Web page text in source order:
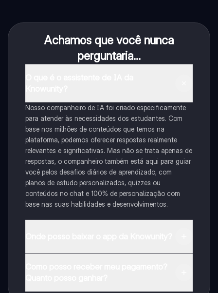
Achamos que você nunca
perguntaria...
Nosso companheiro de IA foi criado especificamente
para atender às necessidades dos estudantes. Com
base nos milhões de conteúdos que temos na
plataforma, podemos oferecer respostas realmente
relevantes e significativas. Mas não se trata apenas de
respostas, o companheiro também está aqui para guiar
você pelos desafios diários de aprendizado, com
planos de estudo personalizados, quizzes ou
conteúdos no chat e 100% de personalização com
base nas suas habilidades e desenvolvimentos.